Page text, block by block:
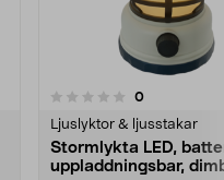
0recensioner
Ljuslyktor & ljusstakar
Stormlykta LED,
uppladdningsbar,
4.5 av 5 stjärnor